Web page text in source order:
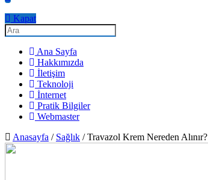
Kapat
Ana Sayfa
Hakkımızda
İletişim
Teknoloji
İnternet
Pratik Bilgiler
Webmaster
Anasayfa / Sağlık /Travazol Krem Nereden Alınır?